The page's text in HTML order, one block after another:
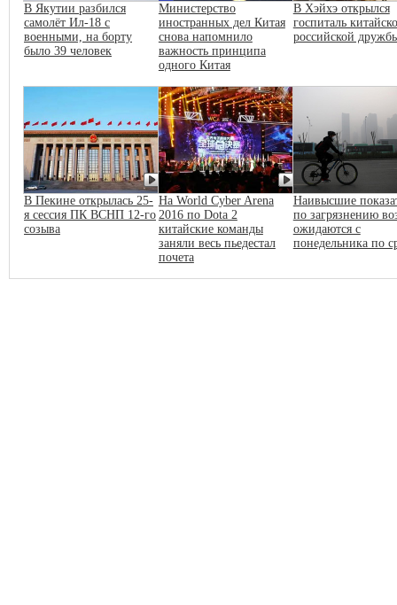
В Якутии разбился
самолёт Ил-18 с
военными, на борту
было 39 человек
Министерство
иностранных дел Китая
снова напомнило
важность принципа
одного Китая
В Хэйхэ открылся
госпиталь
российской
В Пекине открылась 25-
я сессия ПК ВСНП 12-го
созыва
На World Cyber Arena
2016 по Dota 2
китайские команды
заняли весь пьедестал
почета
Наивысшие
по загрязнению
ожидаются с
понедельника по